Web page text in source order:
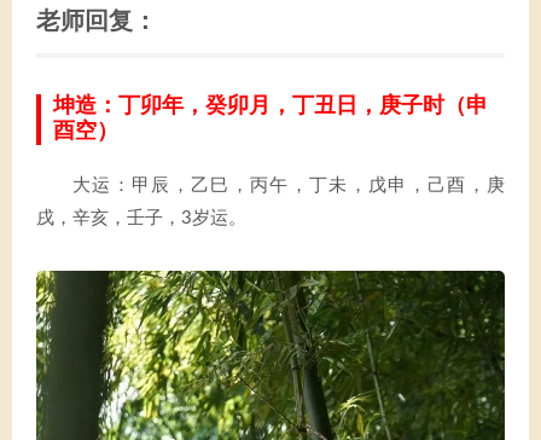
老师回复：
坤造：丁卯年，癸卯月，丁丑日，庚子时（申
酉空）
大运：甲辰，乙巳，丙午，丁未，戊申，己酉，庚
戌，辛亥，壬子，3岁运。